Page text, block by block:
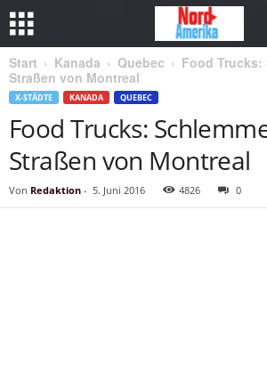
Start Kanada Quebec
Food Trucks:
Straßen von Montreal
X-STÄDTE KANADA QUEBEC
Food Trucks:
Straßen von Montreal
Von Redaktion - 5. Juni 2016 4826 0